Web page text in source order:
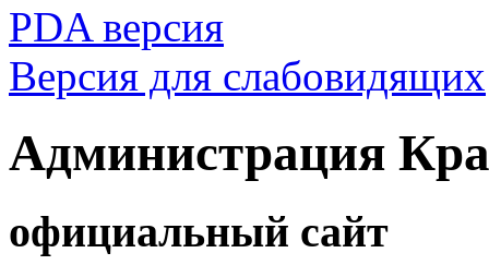
PDA версия
Версия для слабовидящих
Администрация
официальный сайт